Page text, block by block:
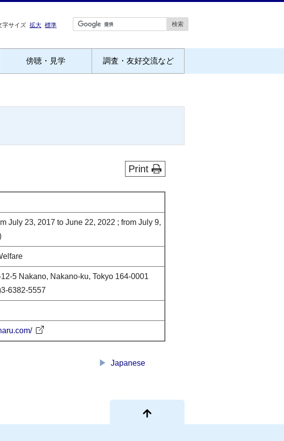
字サイズ 拡大 標準
傍聴・見学 調査・友好交流など
Print
July 23, 2017 to June 22, 2022 ; from July 9,
5 Nakano, Nakano-ku, Tokyo 164-0001
6382-5557
play_arrow Japanese